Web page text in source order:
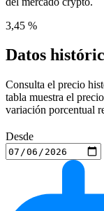
3,45 %
Datos
Consulta el precio
tabla muestra el
variación porcentual
Desde